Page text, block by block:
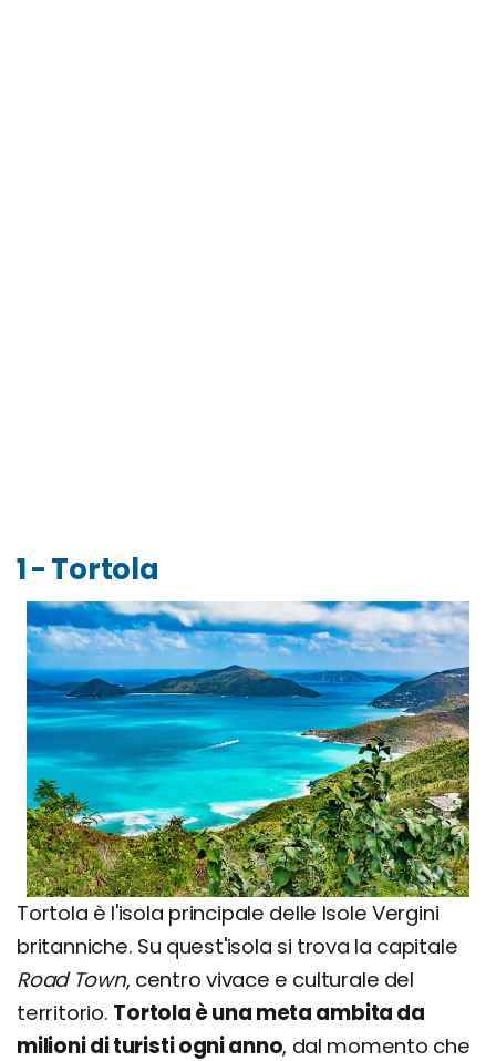
1 - Tortola
Tortola è l'isola principale delle Isole Vergini
britanniche. Su quest'isola si trova la capitale
Road Town, centro vivace e culturale del
territorio. Tortola è una meta ambita da
milioni di turisti ogni anno, dal momento che